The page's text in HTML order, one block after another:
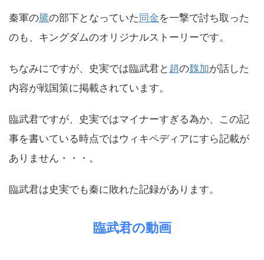
秦軍の騰の部下となっていた 同金を一撃で討ち取った
のも、キングダムのオリジナルストーリーです。
ちなみにですが、史実では臨武君と 趙の魏加が話した
内容が戦国策に掲載されています。
臨武君ですが、史実ではマイナーすぎる為か、この記
事を書いている時点ではウィキペディアにすら記載が
ありません・・・。
臨武君は史実でも秦に敗れた記録があります。
臨武君の動画